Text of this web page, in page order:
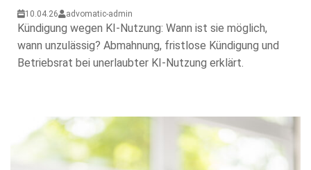
10.04.26 advomatic-admin
Kündigung wegen KI-Nutzung: Wann ist sie möglich,
wann unzulässig? Abmahnung, fristlose Kündigung und
Betriebsrat bei unerlaubter KI-Nutzung erklärt.